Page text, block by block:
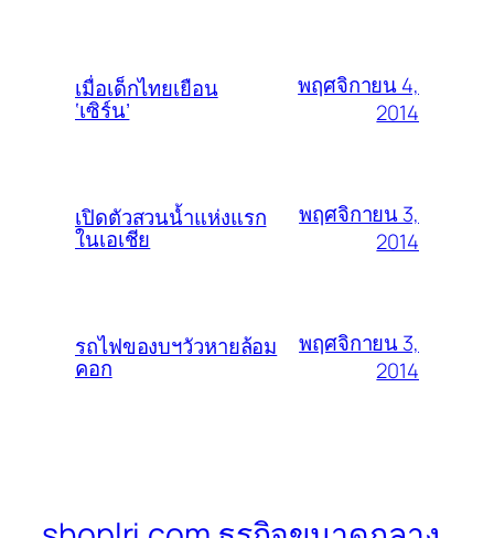
เมื่อเด็กไทยเยือน
‘เซิร์น’
พฤศจิกายน 4,
2014
เปิดตัวสวนน้ำแห่งแรก
ในเอเชีย
พฤศจิกายน 3,
2014
รถไฟของบฯวัวหายล้อม
คอก
พฤศจิกายน 3,
2014